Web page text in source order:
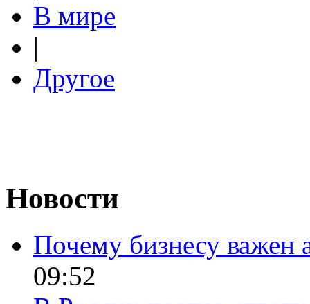
В мире
|
Другое
Новости
Почему бизнесу важен
09:52